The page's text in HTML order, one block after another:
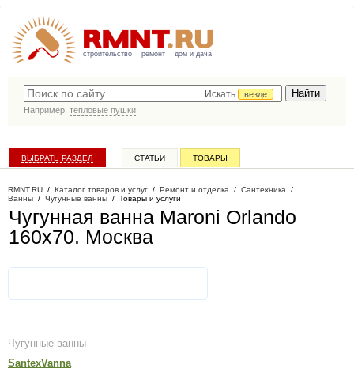
строительство ремонт дом и дача
Искать
везде
Например, тепловые пушки
ВЫБРАТЬ РАЗДЕЛ СТАТЬИ ТОВАРЫ
RMNT.RU / Каталог товаров и услуг / Ремонт и отделка / Сантехника /
Ванны / Чугунные ванны / Товары и услуги
Чугунная ванна Maroni Orlando
160х70. Москва
Чугунные ванны
SantexVanna